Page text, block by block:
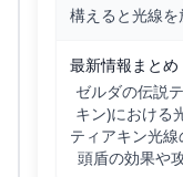
構えると光線を
最新情報まとめ
ゼルダの伝説
キン)における
ティアキン光
頭盾の効果や